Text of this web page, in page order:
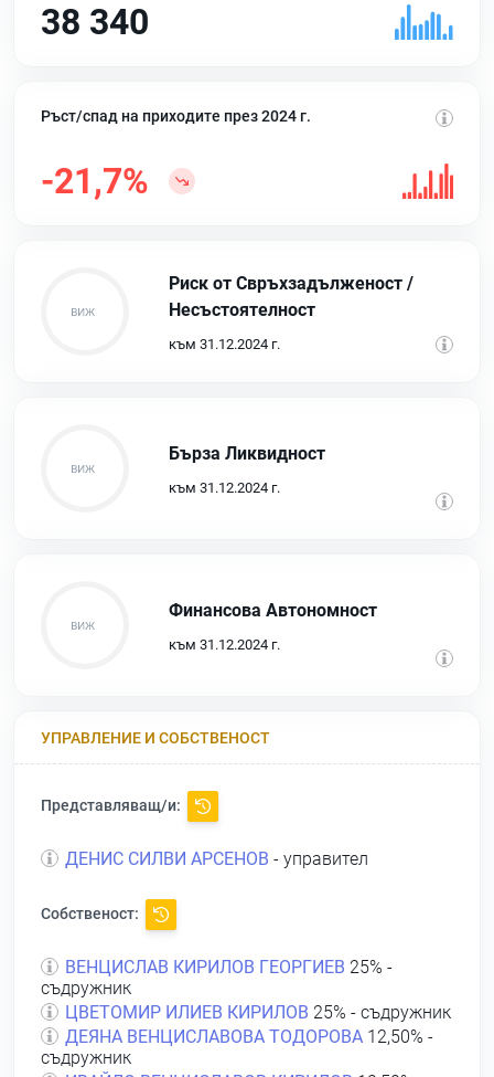
38 340
Ръст/спад на приходите през 2024 г.
-21,7%
Риск от Свръхзадълженост /
Несъстоятелност
към 31.12.2024 г.
Бърза Ликвидност
към 31.12.2024 г.
Финансова Автономност
към 31.12.2024 г.
УПРАВЛЕНИЕ И СОБСТВЕНОСТ
Представляващ/и:
ДЕНИС СИЛВИ АРСЕНОВ - управител
Собственост:
ВЕНЦИСЛАВ КИРИЛОВ ГЕОРГИЕВ 25% -
съдружник
ЦВЕТОМИР ИЛИЕВ КИРИЛОВ 25% - съдружник
ДЕЯНА ВЕНЦИСЛАВОВА ТОДОРОВА 12,50% -
съдружник